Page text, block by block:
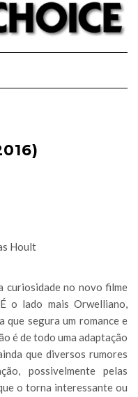
Navigation
Hoult
curiosidade no novo filme
o lado mais Orwelliano,
segura um romance e
é de todo uma adaptação
que diversos rumores
possivelmente pelas
o torna interessante ou